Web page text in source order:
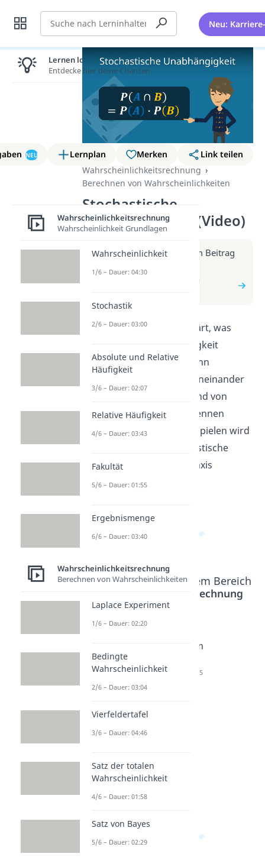
Suche Neu:
NEU Lernplan Merken
Link teilen
Wahrscheinlichkeitsrechnung
Berechnen von Wahrscheinlichkeiten
Stochastische
Unabhängigkeit (Video)
Weitere Infos erhältst du im Beitrag
zum Video
zum Beitrag: Stochastische
In diesem Video wird erklärt, was
stochastische Unabhängigkeit
bedeutet. Du erfährst, wann
Ereignisse unabhängig voneinander
sind und wie du das anhand von
Wahrscheinlichkeiten erkennen
kannst. Mit einfachen Beispielen wird
dir gezeigt, wie du stochastische
Unabhängigkeit in der Praxis
anwenden kannst.
Beliebte Inhalte aus dem Bereich
Wahrscheinlichkeitsrechnung
Baumdia
Dauer: 05:04 Dauer: 03:09
Diagram
Dauer: 02:05
Lernen lohnt sich!
Entdecke hier deine Chancen.
Wahrscheinlichkeitsrechnung
Wahrscheinlichkeit Grundlagen
Wahrscheinlichkeit
1/6 – Dauer: 04:30
Stochastik
2/6 – Dauer: 03:00
Absolute und Relative
Häufigkeit
3/6 – Dauer: 02:07
Relative Häufigkeit
4/6 – Dauer: 03:43
Fakultät
5/6 – Dauer: 01:55
Ergebnismenge
6/6 – Dauer: 03:40
Wahrscheinlichkeitsrechnung
Berechnen von Wahrscheinlichkeiten
Laplace Experiment
1/6 – Dauer: 02:20
Bedingte
Wahrscheinlichkeit
2/6 – Dauer: 03:04
Vierfeldertafel
3/6 – Dauer: 04:46
Satz der totalen
Wahrscheinlichkeit
4/6 – Dauer: 01:58
Satz von Bayes
5/6 – Dauer: 02:29